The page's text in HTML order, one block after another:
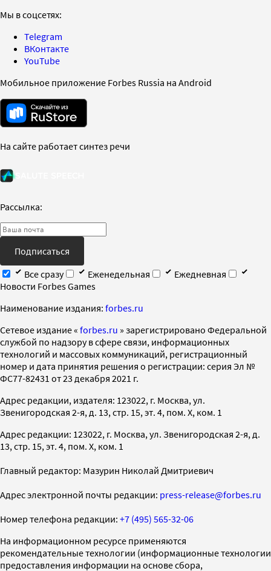
Мы в соцсетях:
Telegram
ВКонтакте
YouTube
Мобильное приложение Forbes Russia на Android
На сайте работает синтез речи
Рассылка:
Подписаться
Все сразу
Еженедельная
Ежедневная
Новости Forbes Games
Наименование издания: forbes.ru
Cетевое издание « forbes.ru » зарегистрировано Федеральной
службой по надзору в сфере связи, информационных
технологий и массовых коммуникаций, регистрационный
номер и дата принятия решения о регистрации: серия Эл №
ФС77-82431 от 23 декабря 2021 г.
Адрес редакции, издателя: 123022, г. Москва, ул.
Звенигородская 2-я, д. 13, стр. 15, эт. 4, пом. X, ком. 1
Адрес редакции: 123022, г. Москва, ул. Звенигородская 2-я, д.
13, стр. 15, эт. 4, пом. X, ком. 1
Главный редактор: Мазурин Николай Дмитриевич
Адрес электронной почты редакции: press-release@forbes.ru
Номер телефона редакции: +7 (495) 565-32-06
На информационном ресурсе применяются
рекомендательные технологии (информационные технологии
предоставления информации на основе сбора,